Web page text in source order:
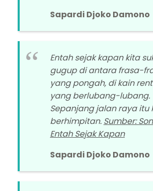
Sapardi Djoko Damono
Entah sejak kapan kita
gugup di antara frasa-
yang pongah, di kain
yang berlubang-lubang.
Sepanjang jalan raya itu
berhimpitan. Sumber:
Entah Sejak Kapan
Sapardi Djoko Damono